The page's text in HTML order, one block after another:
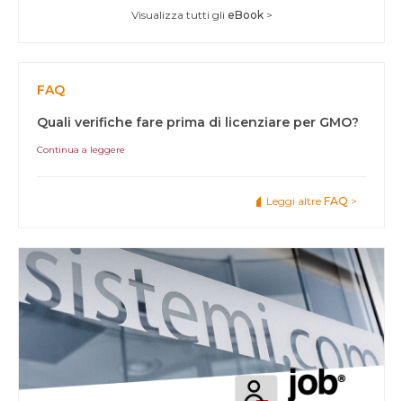
Visualizza tutti gli eBook>
FAQ
Quali verifiche fare prima di licenziare per GMO?
Continua a leggere
Leggi altre FAQ >